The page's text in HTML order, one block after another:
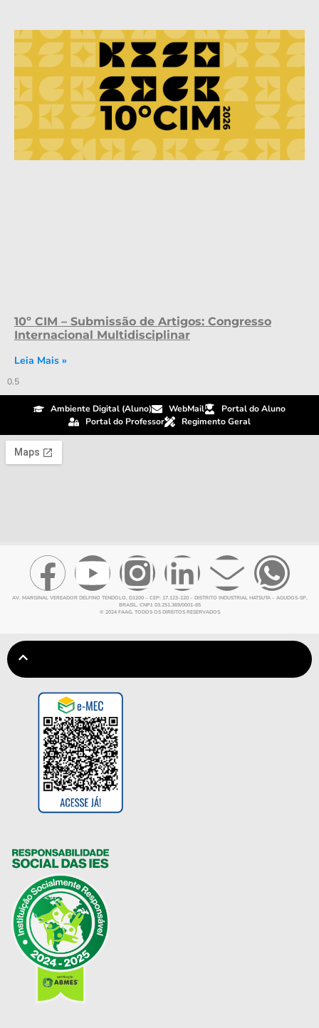
10º CIM – Submissão de Artigos: Congresso
Internacional Multidisciplinar
Leia Mais »
Ambiente Digital (Aluno) WebMail
Portal do Aluno
Portal do Professor
Regimento Geral
AV. MARGINAL VEREADOR DELFINO TENDOLO, D1200 – CEP: 17.123-220 – DISTRITO INDUSTRIAL HATSUTA – AGUDOS-SP,
BRASIL. CNPJ: 03.251.369/0001-65
© 2024 FAAG. TODOS OS DIREITOS RESERVADOS